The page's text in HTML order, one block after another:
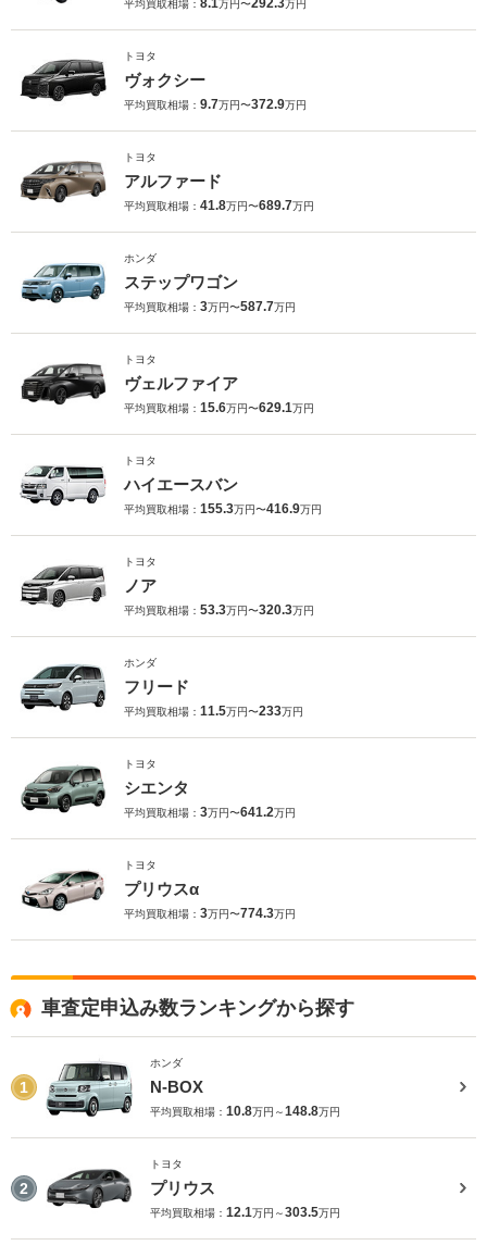
平均買取相場： 8.1万円〜292.3万円
トヨタ
ヴォクシー
平均買取相場： 9.7万円〜372.9万円
トヨタ
アルファード
平均買取相場： 41.8万円〜689.7万円
ホンダ
ステップワゴン
平均買取相場： 3万円〜587.7万円
トヨタ
ヴェルファイア
平均買取相場： 15.6万円〜629.1万円
トヨタ
ハイエースバン
平均買取相場： 155.3万円〜416.9万円
トヨタ
ノア
平均買取相場： 53.3万円〜320.3万円
ホンダ
フリード
平均買取相場： 11.5万円〜233万円
トヨタ
シエンタ
平均買取相場： 3万円〜641.2万円
トヨタ
プリウスα
平均買取相場： 3万円〜774.3万円
車査定申込み数ランキングから探す
1
ホンダ
N-BOX
平均買取相場： 10.8万円～148.8万円
2
トヨタ
プリウス
平均買取相場： 12.1万円～303.5万円